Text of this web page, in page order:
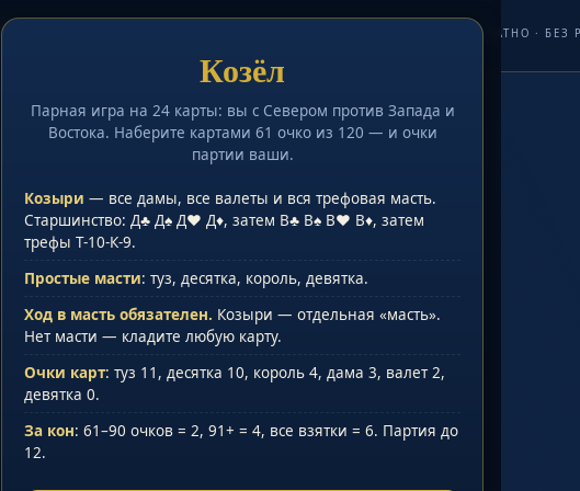
Козёл ИГРАТЬ ОНЛАЙН БЕСПЛАТНО · БЕЗ
Взятки кона0:0
СЕВЕР
Козёл
Парная игра на 24 карты: вы с Севером против Запада и
Востока. Наберите картами 61 очко из 120 — и очки
партии ваши.
Козыри — все дамы, все валеты и вся трефовая масть.
Старшинство: Д♣ Д♠ Д♥ Д♦, затем В♣ В♠ В♥ В♦, затем
трефы Т-10-К-9.
Простые масти: туз, десятка, король, девятка.
Ход в масть обязателен. Козыри — отдельная «масть».
Нет масти — кладите любую карту.
Очки карт: туз 11, десятка 10, король 4, дама 3, валет 2,
девятка 0.
За кон: 61–90 очков = 2, 91+ = 4, все взятки = 6. Партия до
12.